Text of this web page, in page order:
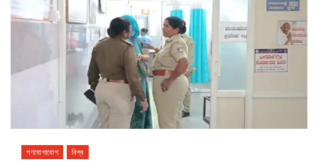
গণযোগাযোগ বিশ্ব